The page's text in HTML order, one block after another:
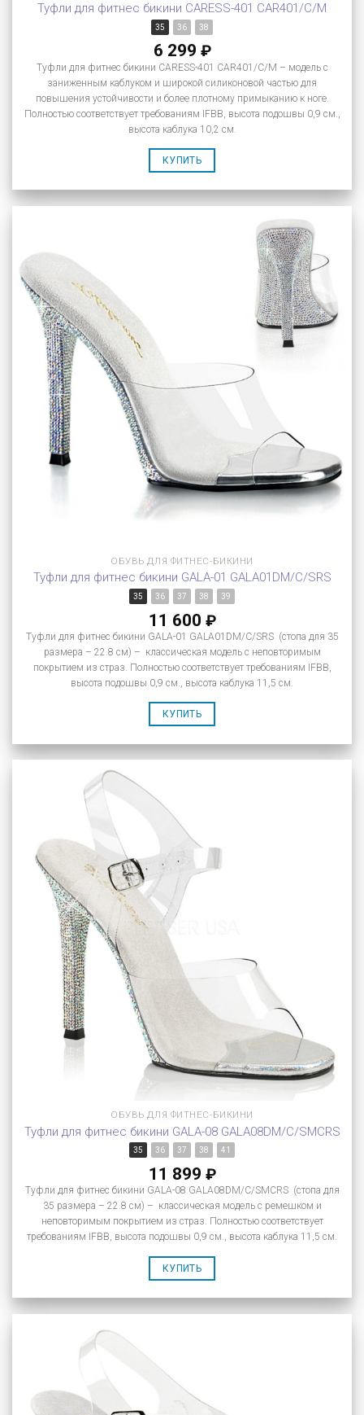
Туфли для фитнес бикини CARESS-401 CAR401/C/M
35 36 38
6 299 ₽
Туфли для фитнес бикини CARESS-401 CAR401/C/M – модель с
заниженным каблуком и широкой силиконовой частью для
повышения устойчивости и более плотному примыканию к ноге.
Полностью соответствует требованиям IFBB, высота подошвы 0,9 см.,
высота каблука 10,2 см.
КУПИТЬ
ОБУВЬ ДЛЯ ФИТНЕС-БИКИНИ
Туфли для фитнес бикини GALA-01 GALA01DM/C/SRS
35 36 37 38 39
11 600 ₽
Туфли для фитнес бикини GALA-01 GALA01DM/C/SRS (стопа для 35
размера – 22.8 см) – классическая модель с неповторимым
покрытием из страз. Полностью соответствует требованиям IFBB,
высота подошвы 0,9 см., высота каблука 11,5 см.
КУПИТЬ
ОБУВЬ ДЛЯ ФИТНЕС-БИКИНИ
Туфли для фитнес бикини GALA-08 GALA08DM/C/SMCRS
35 36 37 38 41
11 899 ₽
Туфли для фитнес бикини GALA-08 GALA08DM/C/SMCRS (стопа для
35 размера – 22.8 см) – классическая модель с ремешком и
неповторимым покрытием из страз. Полностью соответствует
требованиям IFBB, высота подошвы 0,9 см., высота каблука 11,5 см.
КУПИТЬ